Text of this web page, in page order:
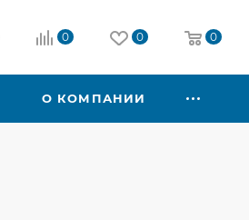
0 0 0
О КОМПАНИИ